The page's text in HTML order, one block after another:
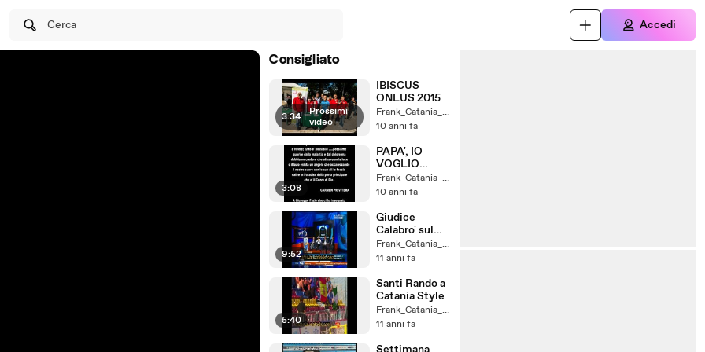
Cerca Accedi
Consigliato
3:34 | Prossimi
video
IBISCUS
ONLUS 2015
Frank_Catania_un_Fede
10 anni fa
3:08
PAPA', IO
VOGLIO
GUARIRE
Frank_Catania_un_Fede
10 anni fa
9:52
Giudice
Calabro' sul
Caso CataniaFrank_Catania_un_Fede
11 anni fa
5:40
Santi Rando a
Catania Style
Frank_Catania_un_Fede
11 anni fa